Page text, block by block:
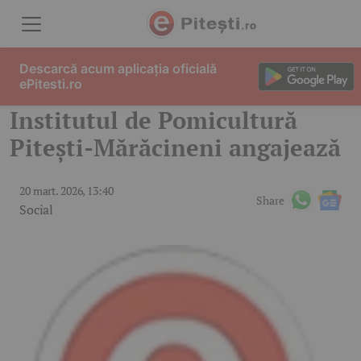
Institutul de Pomicultură
Pitești-Mărăcineni angajează
20 mart. 2026, 13:40
Social
Share
Descarcă acum aplicația oficială
ePitesti.ro